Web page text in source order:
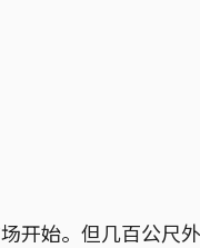
开始。但几百公尺